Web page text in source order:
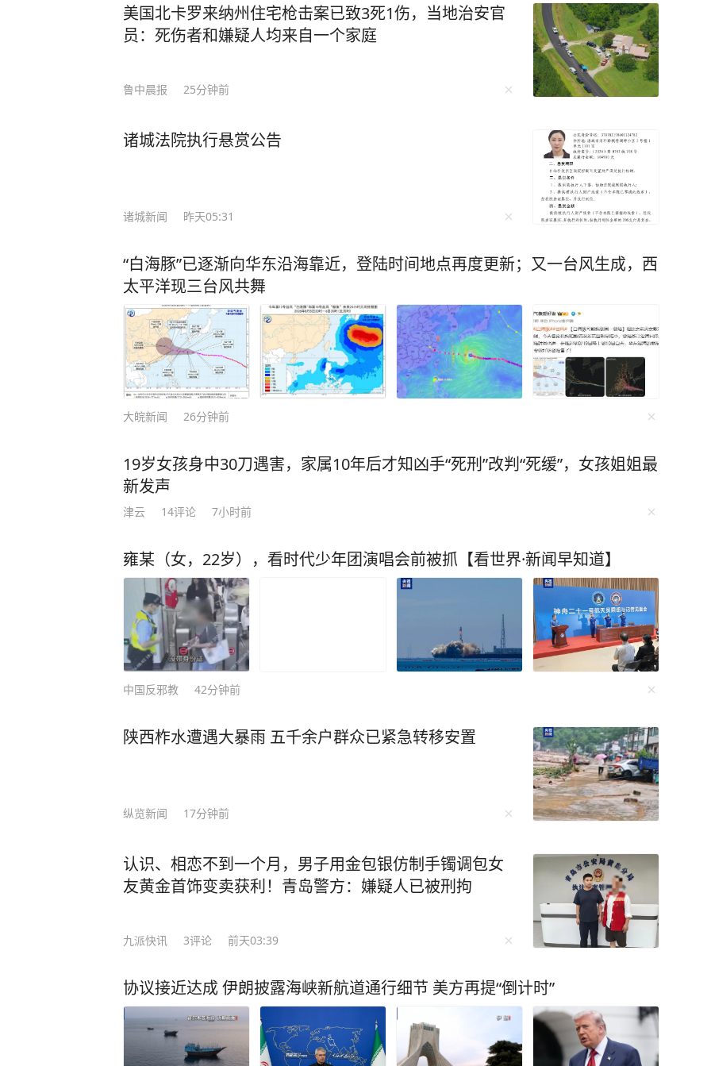
美国北卡罗来纳州住宅枪击案已致3死1伤，当地治安官
员：死伤者和嫌疑人均来自一个家庭
鲁中晨报 25分钟前
诸城法院执行悬赏公告
诸城新闻 昨天05:31
“白海豚”已逐渐向华东沿海靠近，登陆时间地点再度更新；又一台风生成，西
太平洋现三台风共舞
大皖新闻 26分钟前
19岁女孩身中30刀遇害，家属10年后才知凶手“死刑”改判“死缓”，女孩姐姐最
新发声
津云 14评论 7小时前
雍某（女，22岁），看时代少年团演唱会前被抓【看世界·新闻早知道】
中国反邪教 42分钟前
陕西柞水遭遇大暴雨 五千余户群众已紧急转移安置
纵览新闻 17分钟前
认识、相恋不到一个月，男子用金包银仿制手镯调包女
友黄金首饰变卖获利！青岛警方：嫌疑人已被刑拘
九派快讯 3评论 前天03:39
协议接近达成 伊朗披露海峡新航道通行细节 美方再提“倒计时”